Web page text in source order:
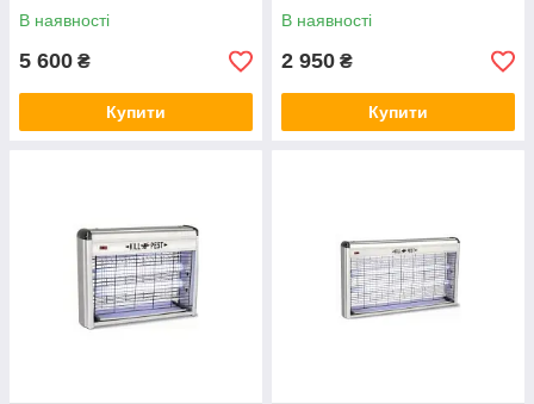
В наявності
5 600 ₴
Купити
В наявності
2 950 ₴
Купити